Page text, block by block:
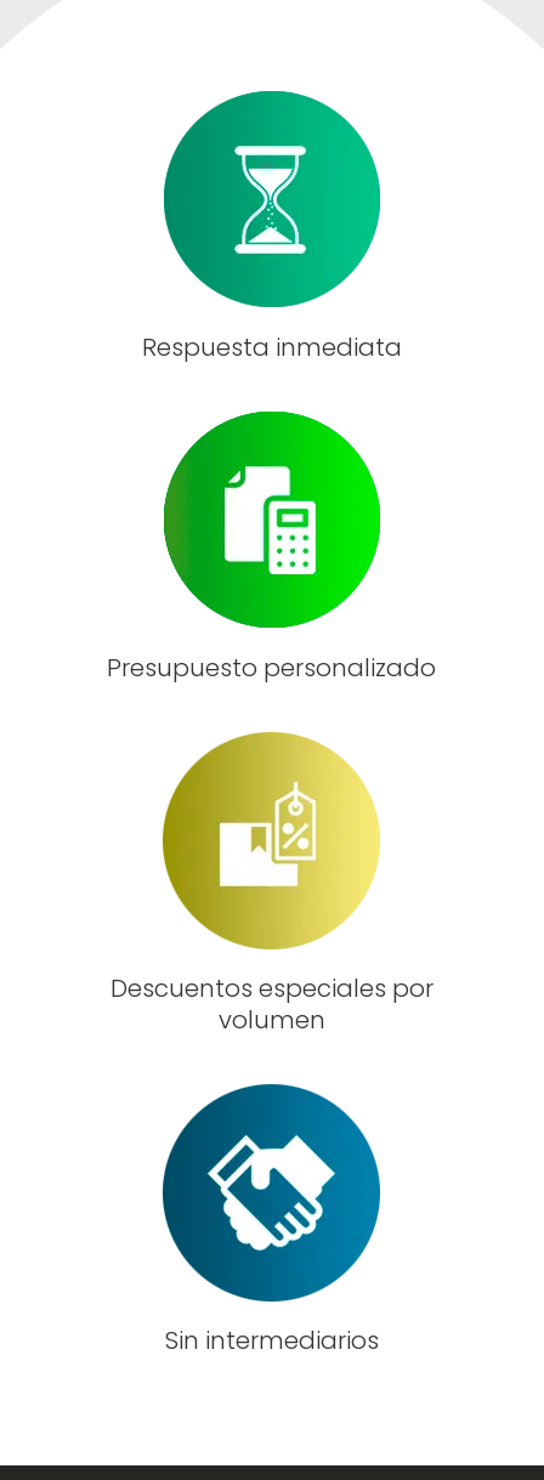
Respuesta inmediata
Presupuesto personalizado
Descuentos especiales por
volumen
Sin intermediarios